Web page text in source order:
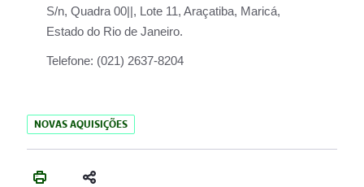
S/n, Quadra 00||, Lote 11, Araçatiba, Maricá,
Estado do Rio de Janeiro.
Telefone: (021) 2637-8204
NOVAS AQUISIÇÕES